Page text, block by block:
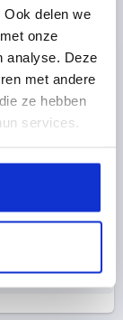
delen we
onze
analyse. Deze
met andere
ze hebben
services.
ZONDER